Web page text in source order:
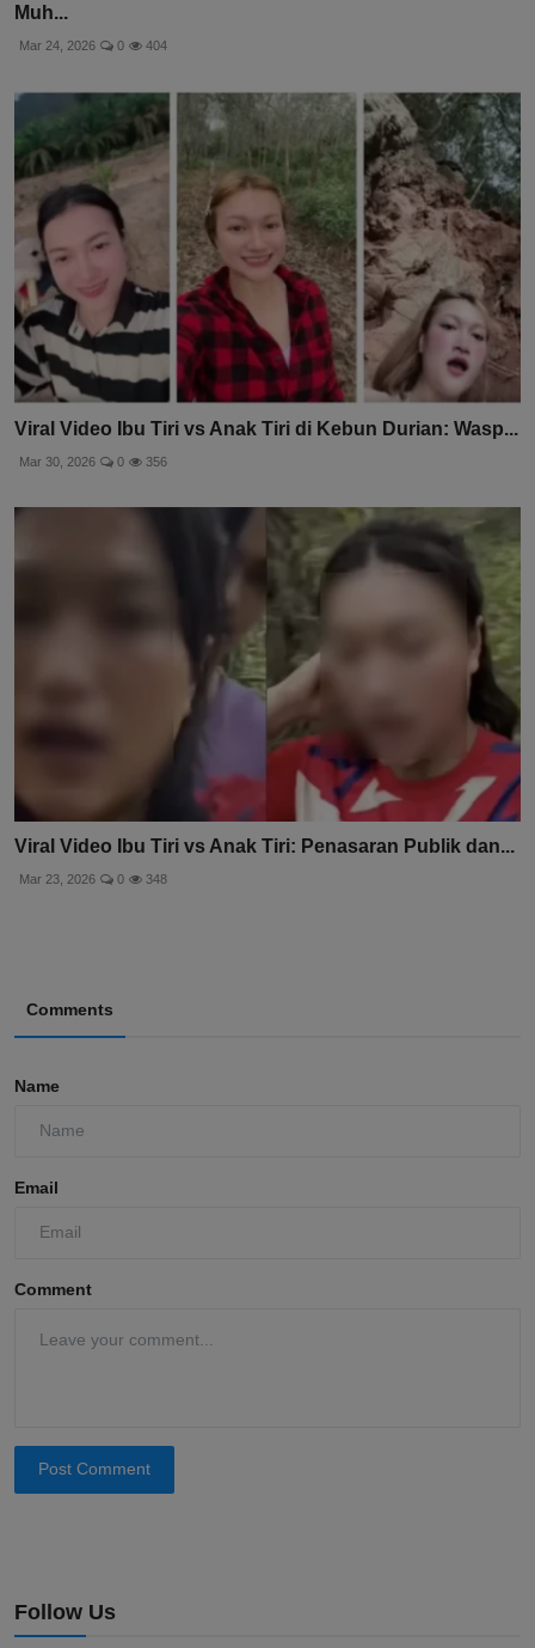
Muh...
Mar 24, 2026 0 404
Viral Video Ibu Tiri vs Anak Tiri di Kebun Durian: Wasp...
Mar 30, 2026 0 356
Viral Video Ibu Tiri vs Anak Tiri: Penasaran Publik dan...
Mar 23, 2026 0 348
Comments
Name
Email
Comment
Post Comment
Follow Us